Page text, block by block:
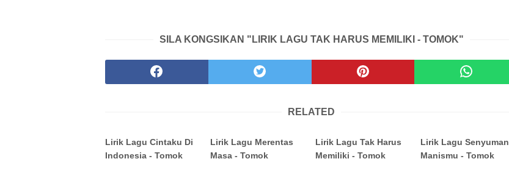
SILA KONGSIKAN "LIRIK LAGU TAK HARUS MEMILIKI - TOMOK"
RELATED
Lirik Lagu Cintaku Di
Indonesia - Tomok
Lirik Lagu Merentas
Masa - Tomok
Lirik Lagu Tak Harus
Memiliki - Tomok
Lirik Lagu Senyuman
Manismu - Tomok